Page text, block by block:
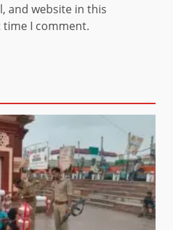
and website in this
I comment.